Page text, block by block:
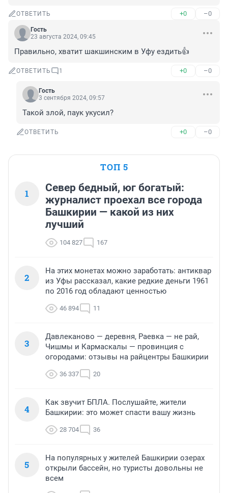
ОТВЕТИТЬ +0 –0
Гость
23 августа 2024, 09:45
Правильно, хватит шакшинским в Уфу ездить👍
ОТВЕТИТЬ 1 +0 –0
Гость
3 сентября 2024, 09:57
Такой злой, паук укусил?
ОТВЕТИТЬ +0 –0
ТОП 5
1
Север бедный, юг богатый:
журналист проехал все города
Башкирии — какой из них
лучший
104 827 167
2
На этих монетах можно заработать: антиквар
из Уфы рассказал, какие редкие деньги 1961
по 2016 год обладают ценностью
46 894 11
3
Давлеканово — деревня, Раевка — не рай,
Чишмы и Кармаскалы — провинция с
огородами: отзывы на райцентры Башкирии
36 337 20
4
Как звучит БПЛА. Послушайте, жители
Башкирии: это может спасти вашу жизнь
28 704 36
5
На популярных у жителей Башкирии озерах
открыли бассейн, но туристы довольны не
всем